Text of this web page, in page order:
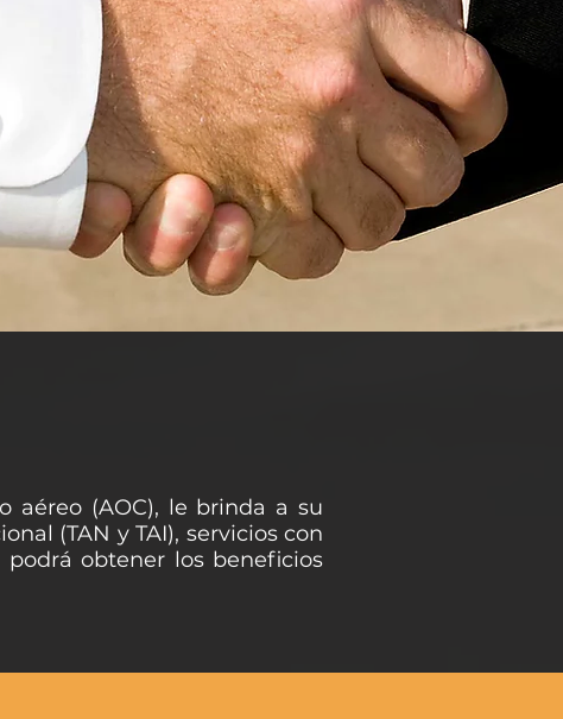
aéreo (AOC), le brinda a su
(TAN y TAI), servicios con
obtener los beneficios